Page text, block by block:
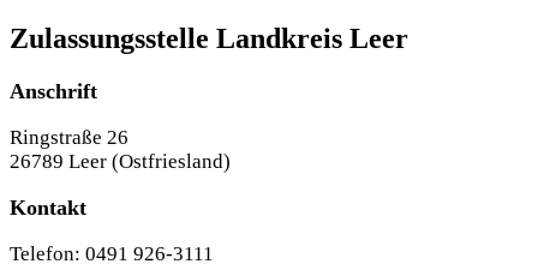
Zulassungsstelle Landkreis Leer
Anschrift
Ringstraße 26
26789 Leer (Ostfriesland)
Kontakt
Telefon: 0491 926-3111